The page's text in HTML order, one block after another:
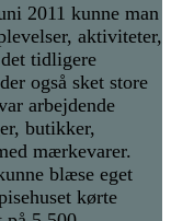
2011 kunne man
aktiviteter,
tidligere
også sket store
arbejdende
butikker,
mærkevarer.
blæse eget
kørte